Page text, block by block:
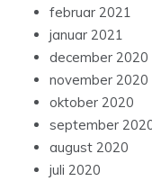
februar 2021
januar 2021
december 2020
november 2020
oktober 2020
september
august 2020
juli 2020